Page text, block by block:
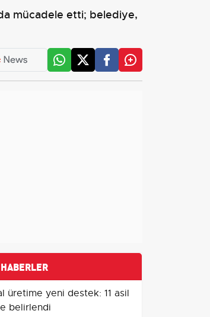
mücadele etti; belediye,
üretime yeni destek: 11 asil
belirlendi